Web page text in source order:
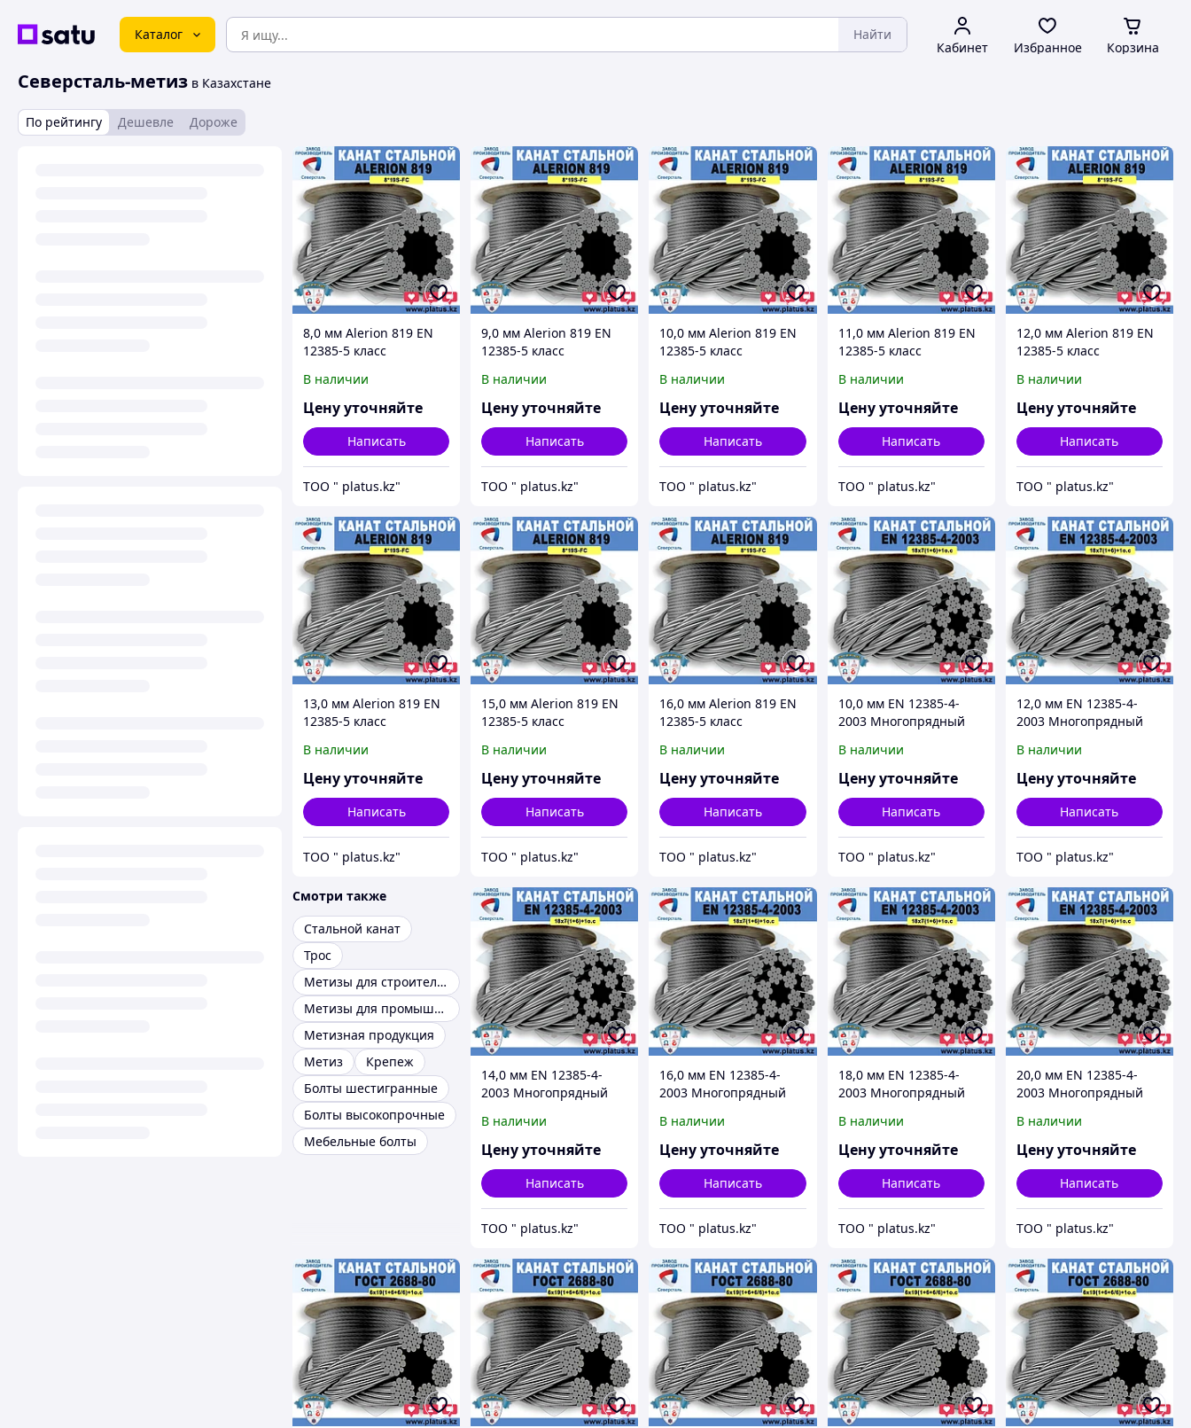
Каталог Найти
Кабинет Избранное Корзина
Северсталь-метиз в Казахстане
По рейтингу Дешевле Дороже
8,0 мм Alerion 819 EN
12385-5 класс
грузолюдской (8x19S-
FC)
В наличии
Цену уточняйте
Написать
ТОО " platus.kz"
9,0 мм Alerion 819 EN
12385-5 класс
грузолюдской (8x19S-
FC)
В наличии
Цену уточняйте
Написать
ТОО " platus.kz"
10,0 мм Alerion 819 EN
12385-5 класс
грузолюдской (8x19S-
FC)
В наличии
Цену уточняйте
Написать
ТОО " platus.kz"
11,0 мм Alerion 819 EN
12385-5 класс
грузолюдской (8x19S-
FC)
В наличии
Цену уточняйте
Написать
ТОО " platus.kz"
12,0 мм Alerion 819 EN
12385-5 класс
грузолюдской (8x19S-
FC)
В наличии
Цену уточняйте
Написать
ТОО " platus.kz"
13,0 мм Alerion 819 EN
12385-5 класс
грузолюдской (8x19S-
FC)
В наличии
Цену уточняйте
Написать
ТОО " platus.kz"
15,0 мм Alerion 819 EN
12385-5 класс
грузолюдской (8x19S-
FC)
В наличии
Цену уточняйте
Написать
ТОО " platus.kz"
16,0 мм Alerion 819 EN
12385-5 класс
грузолюдской (8x19S-
FC)
В наличии
Цену уточняйте
Написать
ТОО " platus.kz"
10,0 мм EN 12385-4-
2003 Многопрядный
В наличии
Цену уточняйте
Написать
ТОО " platus.kz"
12,0 мм EN 12385-4-
2003 Многопрядный
В наличии
Цену уточняйте
Написать
ТОО " platus.kz"
Смотри также
Стальной канат
Трос
Метизы для строительства
Метизы для промышленности
Метизная продукция
Метиз
Крепеж
Болты шестигранные
Болты высокопрочные
Мебельные болты
14,0 мм EN 12385-4-
2003 Многопрядный
В наличии
Цену уточняйте
Написать
ТОО " platus.kz"
16,0 мм EN 12385-4-
2003 Многопрядный
В наличии
Цену уточняйте
Написать
ТОО " platus.kz"
18,0 мм EN 12385-4-
2003 Многопрядный
В наличии
Цену уточняйте
Написать
ТОО " platus.kz"
20,0 мм EN 12385-4-
2003 Многопрядный
В наличии
Цену уточняйте
Написать
ТОО " platus.kz"